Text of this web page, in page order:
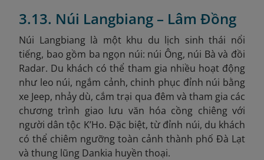
3.13. Núi Langbiang – Lâm Đồng
Núi Langbiang là một khu du lịch sinh thái nổi
tiếng, bao gồm ba ngọn núi: núi Ông, núi Bà và đồi
Radar. Du khách có thể tham gia nhiều hoạt động
như leo núi, ngắm cảnh, chinh phục đỉnh núi bằng
xe Jeep, nhảy dù, cắm trại qua đêm và tham gia các
chương trình giao lưu văn hóa cồng chiêng với
người dân tộc K’Ho. Đặc biệt, từ đỉnh núi, du khách
có thể chiêm ngưỡng toàn cảnh thành phố Đà Lạt
và thung lũng Dankia huyền thoại.